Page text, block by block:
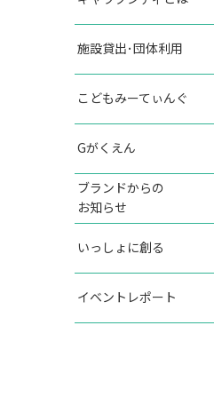
施設貸出･団体利用
こどもみーてぃんぐ
Gがくえん
ブランドからの
お知らせ
いっしょに創る
イベントレポート